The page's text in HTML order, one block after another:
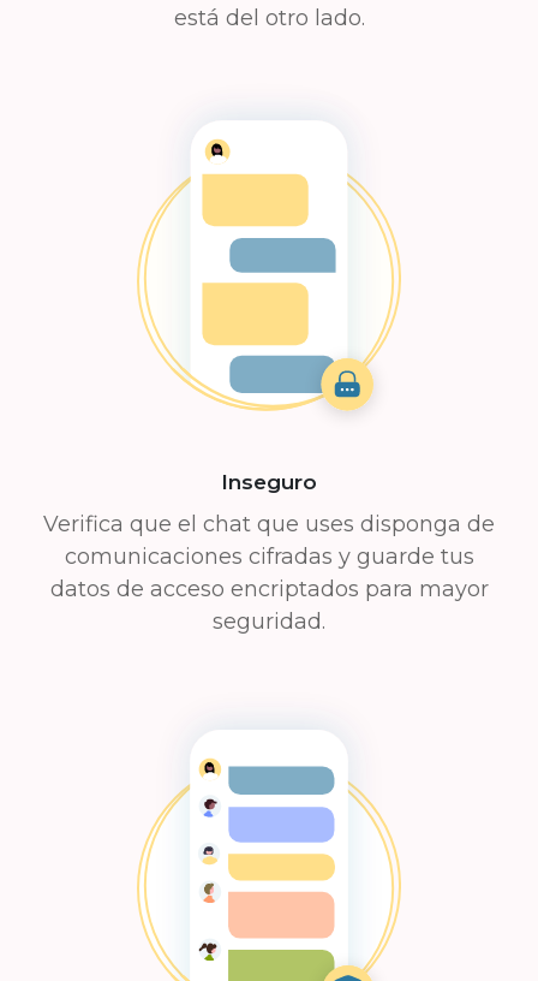
está del otro lado.
Inseguro
Verifica que el chat que uses disponga de
comunicaciones cifradas y guarde tus
datos de acceso encriptados para mayor
seguridad.